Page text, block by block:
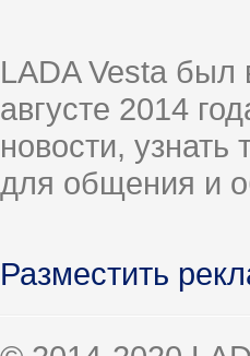
LADA Vesta был
августе 2014
новости,
для общения и
Разместить